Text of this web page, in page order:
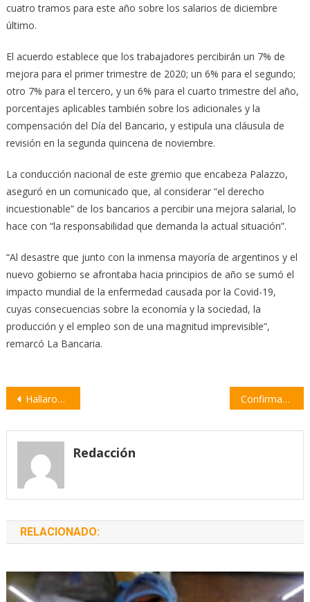
cuatro tramos para este año sobre los salarios de diciembre
último.
El acuerdo establece que los trabajadores percibirán un 7% de
mejora para el primer trimestre de 2020; un 6% para el segundo;
otro 7% para el tercero, y un 6% para el cuarto trimestre del año,
porcentajes aplicables también sobre los adicionales y la
compensación del Día del Bancario, y estipula una cláusula de
revisión en la segunda quincena de noviembre.
La conducción nacional de este gremio que encabeza Palazzo,
aseguró en un comunicado que, al considerar “el derecho
incuestionable” de los bancarios a percibir una mejora salarial, lo
hace con “la responsabilidad que demanda la actual situación”.
“Al desastre que junto con la inmensa mayoría de argentinos y el
nuevo gobierno se afrontaba hacia principios de año se sumó el
impacto mundial de la enfermedad causada por la Covid-19,
cuyas consecuencias sobre la economía y la sociedad, la
producción y el empleo son de una magnitud imprevisible”,
remarcó La Bancaria.
Navegación
entradas
Hallaron 200 perros hacinados en un criadero Confirman un refuerzo de la Tarjeta Alimentar antes de fin de año
Redacción
RELACIONADO: